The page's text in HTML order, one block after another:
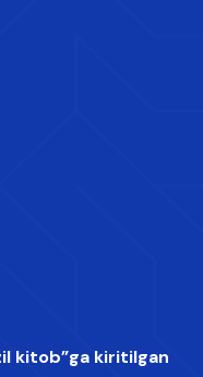
kitob”ga kiritilgan